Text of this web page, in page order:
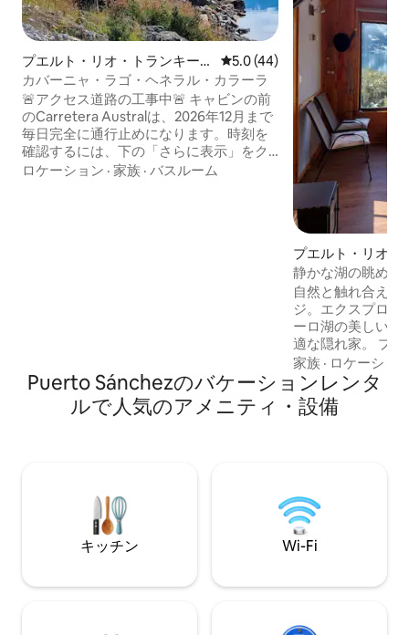
プエルト・リオ・トランキーロ
のログハウス
レビュー44件、5つ星中5.0つ
5.0 (44)
カバーニャ・ラゴ・ヘネラル・カラーラ
🚨アクセス道路の工事中🚨 キャビンの前
のCarretera Australは、2026年12月まで
毎日完全に通行止めになります。時刻を
確認するには、下の「さらに表示」をク
リックしてください。 ヘネラル・カレラ
ロケーション · 家族 · バスルーム
プエルト・リオ・
ロのログハウス
静かな湖の眺めの
ラーレス・バレー
自然と触れ合える
ジ。エクスプロラ
ーロ湖の美しい景
適な隠れ家。 プ
ーロから11 kmの
プエルト・リオ
ラナル・カレラ
グーナ・サン・
集したりすること
家族 · ロケーショ
Puerto Sánchezのバケーションレンタ
ルで人気のアメニティ・設備
キッチン Wi-Fi